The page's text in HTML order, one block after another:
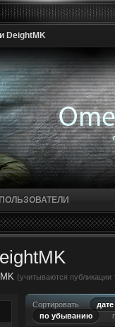
DeightMK
ПОЛЬЗОВАТЕЛИ
(учитываются публикации
Сортировать
по убыванию